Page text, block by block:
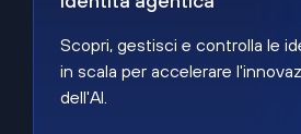
Scopri, gestisci e controlla le
in scala per accelerare
dell'AI.